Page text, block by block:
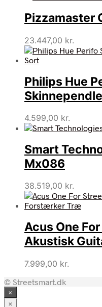
Pizzamaster
23.447,00 kr.
Philips Hue
4.599,00 kr.
Smart
Mx086
38.519,00 kr.
Acus One
Akustisk
7.999,00 kr.
© Streetsmart.dk
×
×